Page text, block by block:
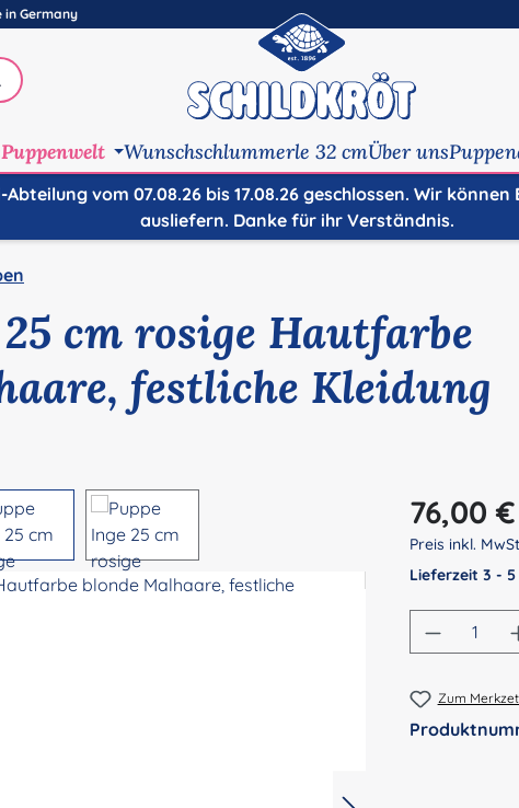
in Germany
Puppenwelt Wunschschlummerle 32 cmÜber uns
vom 07.08.26 bis 17.08.26 geschlossen. Wir
ausliefern. Danke für ihr Verständnis.
cm rosige Hautfarbe
festliche Kleidung
Regulärer
76,00 €
Preis inkl.
Lieferzeit 3 -
Zum